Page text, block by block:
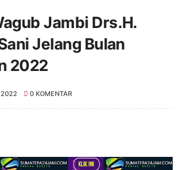
Jambi Drs.H.
Jelang Bulan
2022
2022 0 KOMENTAR